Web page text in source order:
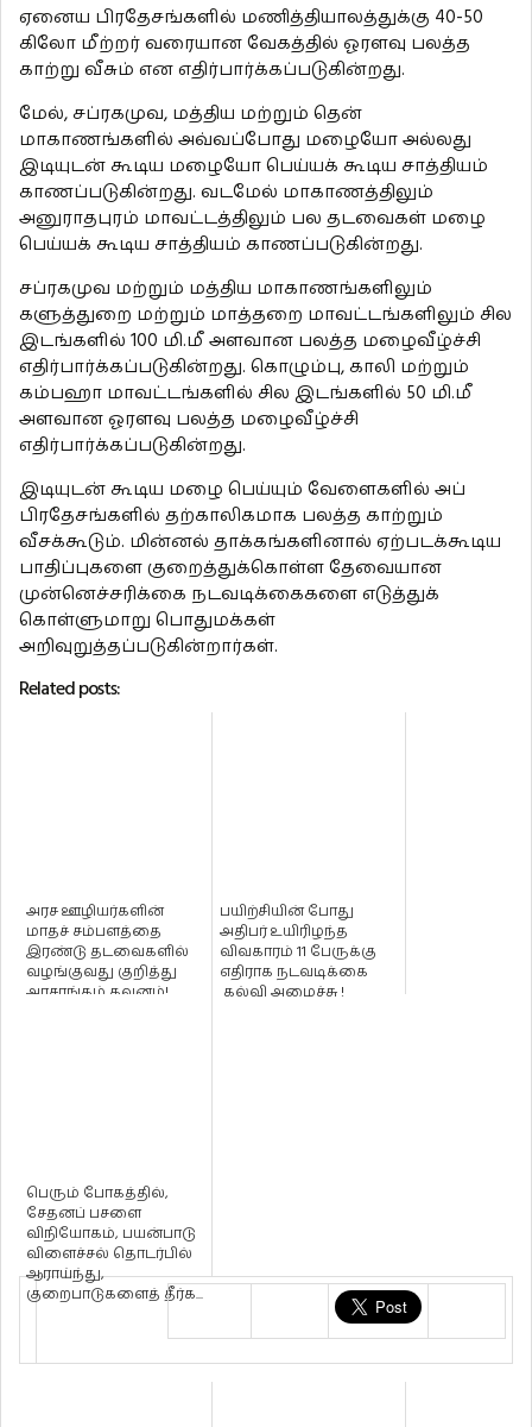
ஏனைய பிரதேசங்களில் மணித்தியாலத்துக்கு 40-50
கிலோ மீற்றர் வரையான வேகத்தில் ஓரளவு பலத்த
காற்று வீசும் என எதிர்பார்க்கப்படுகின்றது.
மேல், சப்ரகமுவ, மத்திய மற்றும் தென்
மாகாணங்களில் அவ்வப்போது மழையோ அல்லது
இடியுடன் கூடிய மழையோ பெய்யக் கூடிய சாத்தியம்
காணப்படுகின்றது. வடமேல் மாகாணத்திலும்
அனுராதபுரம் மாவட்டத்திலும் பல தடவைகள் மழை
பெய்யக் கூடிய சாத்தியம் காணப்படுகின்றது.
சப்ரகமுவ மற்றும் மத்திய மாகாணங்களிலும்
களுத்துறை மற்றும் மாத்தறை மாவட்டங்களிலும் சில
இடங்களில் 100 மி.மீ அளவான பலத்த மழைவீழ்ச்சி
எதிர்பார்க்கப்படுகின்றது. கொழும்பு, காலி மற்றும்
கம்பஹா மாவட்டங்களில் சில இடங்களில் 50 மி.மீ
அளவான ஓரளவு பலத்த மழைவீழ்ச்சி
எதிர்பார்க்கப்படுகின்றது.
இடியுடன் கூடிய மழை பெய்யும் வேளைகளில் அப்
பிரதேசங்களில் தற்காலிகமாக பலத்த காற்றும்
வீசக்கூடும். மின்னல் தாக்கங்களினால் ஏற்படக்கூடிய
பாதிப்புகளை குறைத்துக்கொள்ள தேவையான
முன்னெச்சரிக்கை நடவடிக்கைகளை எடுத்துக்
கொள்ளுமாறு பொதுமக்கள்
அறிவுறுத்தப்படுகின்றார்கள்.
Related posts:
அரச ஊழியர்களின்
மாதச் சம்பளத்தை
இரண்டு தடவைகளில்
வழங்குவது குறித்து
அரசாங்கம் கவனம்!
பயிற்சியின் போது
அதிபர் உயிரிழந்த
விவகாரம் 11 பேருக்கு
எதிராக நடவடிக்கை
கல்வி அமைச்சு !
பெரும் போகத்தில்,
சேதனப் பசளை
விநியோகம், பயன்பாடு
விளைச்சல் தொடர்பில்
ஆராய்ந்து,
குறைபாடுகளைத் தீர்க...